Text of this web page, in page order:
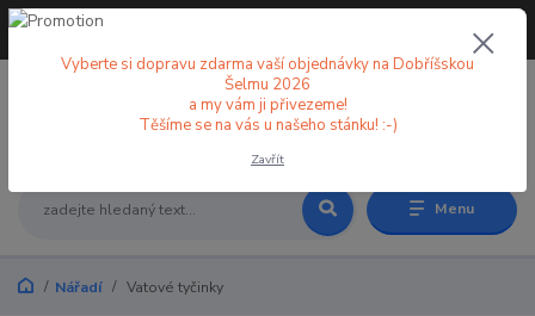
Menu
+420 773 998 582
Nářadí Vatové tyčinky
Vyberte si dopravu zdarma vaší objednávky na Dobříšskou
Šelmu 2026
a my vám ji přivezeme!
Těšíme se na vás u našeho stánku! :-)
Zavřít